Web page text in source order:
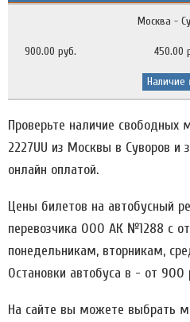
Москва -
900.00 руб. 450.00
Наличие
Проверьте наличие свободных
2227UU из Москвы в Суворов и
онлайн оплатой.
Цены билетов на автобусный
перевозчика ООО АК №1288 c
понедельникам, вторникам,
Остановки автобуса в - от
На сайте вы можете выбрать